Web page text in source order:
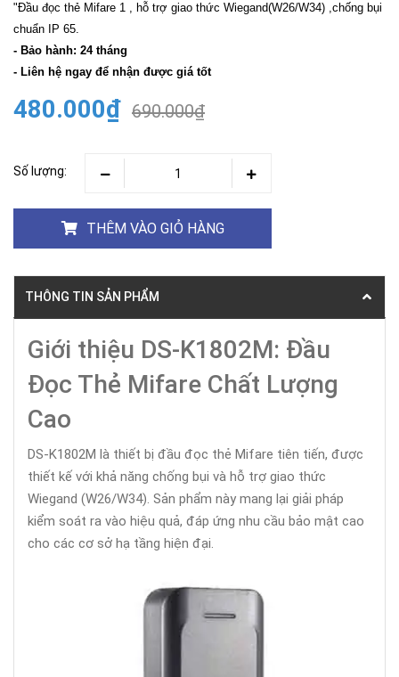
"Đầu đọc thẻ Mifare 1 , hỗ trợ giao thức Wiegand(W26/W34) ,chống bụi
chuẩn IP 65.
- Bảo hành: 24 tháng
- Liên hệ ngay để nhận được giá tốt
480.000₫ 690.000₫
Số lượng:
THÊM VÀO GIỎ HÀNG
THÔNG TIN SẢN PHẨM
Giới thiệu DS-K1802M: Đầu
Đọc Thẻ Mifare Chất Lượng
Cao
DS-K1802M là thiết bị đầu đọc thẻ Mifare tiên tiến, được
thiết kế với khả năng chống bụi và hỗ trợ giao thức
Wiegand (W26/W34). Sản phẩm này mang lại giải pháp
kiểm soát ra vào hiệu quả, đáp ứng nhu cầu bảo mật cao
cho các cơ sở hạ tầng hiện đại.